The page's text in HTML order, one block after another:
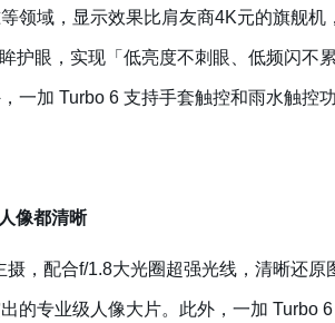
领域，显示效果比肩友商4K元的旗舰
护眼，实现「低亮度不刺眼、低频闪不
一加 Turbo 6 支持手套触控和雨水触控
像都清晰
，配合f/1.8大光圈超强光线，清晰还
的专业级人像大片。此外，一加 Turbo